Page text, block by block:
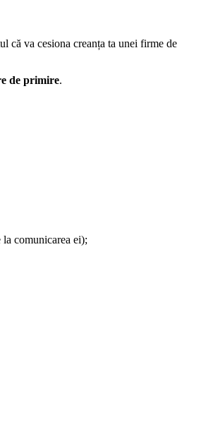
că va cesiona creanța ta unei firme de
de primire.
comunicarea ei);